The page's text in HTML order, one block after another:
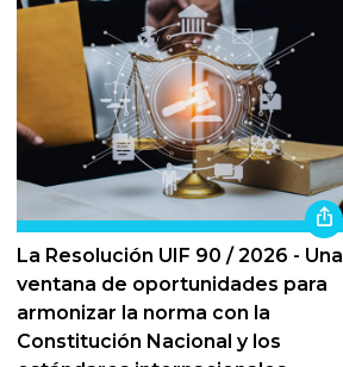
La Resolución UIF 90 / 2026 - Una
ventana de oportunidades para
armonizar la norma con la
Constitución Nacional y los